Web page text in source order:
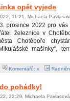
opět vyjede
11:21, Michaela
prosince 2022 pro
železnice v
Chotěboře
mašinky“,
Komentářů: x
pohádky!
22:29, Michaela Pavlasová